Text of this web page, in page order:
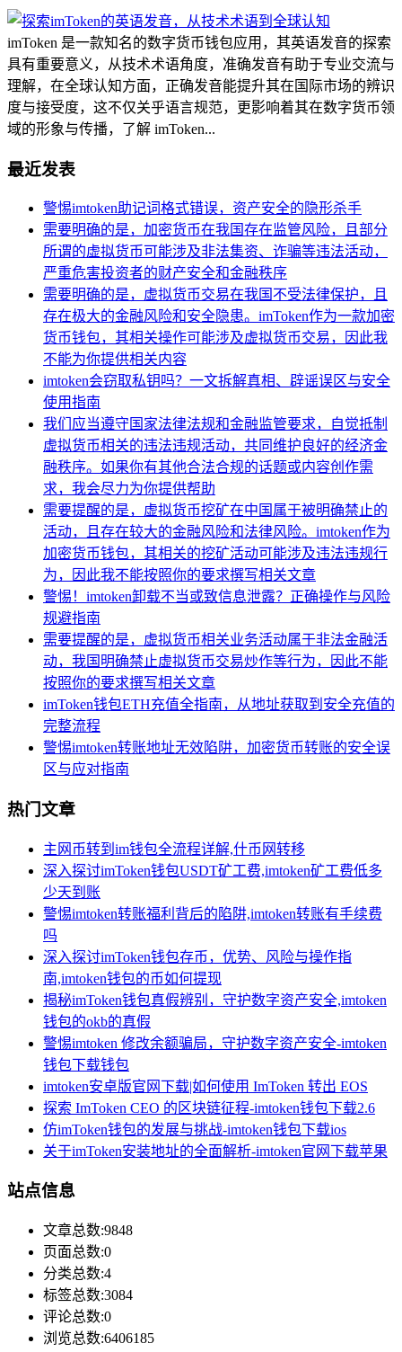
imToken 是一款知名的数字货币钱包应用，其英语发音的探索
具有重要意义，从技术术语角度，准确发音有助于专业交流与
理解，在全球认知方面，正确发音能提升其在国际市场的辨识
度与接受度，这不仅关乎语言规范，更影响着其在数字货币领
域的形象与传播，了解 imToken...
最近发表
警惕imtoken助记词格式错误，资产安全的隐形杀手
需要明确的是，加密货币在我国存在监管风险，且部分
所谓的虚拟货币可能涉及非法集资、诈骗等违法活动，
严重危害投资者的财产安全和金融秩序
需要明确的是，虚拟货币交易在我国不受法律保护，且
存在极大的金融风险和安全隐患。imToken作为一款加密
货币钱包，其相关操作可能涉及虚拟货币交易，因此我
不能为你提供相关内容
imtoken会窃取私钥吗？一文拆解真相、辟谣误区与安全
使用指南
我们应当遵守国家法律法规和金融监管要求，自觉抵制
虚拟货币相关的违法违规活动，共同维护良好的经济金
融秩序。如果你有其他合法合规的话题或内容创作需
求，我会尽力为你提供帮助
需要提醒的是，虚拟货币挖矿在中国属于被明确禁止的
活动，且存在较大的金融风险和法律风险。imtoken作为
加密货币钱包，其相关的挖矿活动可能涉及违法违规行
为，因此我不能按照你的要求撰写相关文章
警惕！imtoken卸载不当或致信息泄露？正确操作与风险
规避指南
需要提醒的是，虚拟货币相关业务活动属于非法金融活
动，我国明确禁止虚拟货币交易炒作等行为，因此不能
按照你的要求撰写相关文章
imToken钱包ETH充值全指南，从地址获取到安全充值的
完整流程
警惕imtoken转账地址无效陷阱，加密货币转账的安全误
区与应对指南
热门文章
主网币转到im钱包全流程详解,什币网转移
深入探讨imToken钱包USDT矿工费,imtoken矿工费低多
少天到账
警惕imtoken转账福利背后的陷阱,imtoken转账有手续费
吗
深入探讨imToken钱包存币，优势、风险与操作指
南,imtoken钱包的币如何提现
揭秘imToken钱包真假辨别，守护数字资产安全,imtoken
钱包的okb的真假
警惕imtoken 修改余额骗局，守护数字资产安全-imtoken
钱包下载钱包
imtoken安卓版官网下载|如何使用 ImToken 转出 EOS
探索 ImToken CEO 的区块链征程-imtoken钱包下载2.6
仿imToken钱包的发展与挑战-imtoken钱包下载ios
关于imToken安装地址的全面解析-imtoken官网下载苹果
站点信息
文章总数:9848
页面总数:0
分类总数:4
标签总数:3084
评论总数:0
浏览总数:6406185